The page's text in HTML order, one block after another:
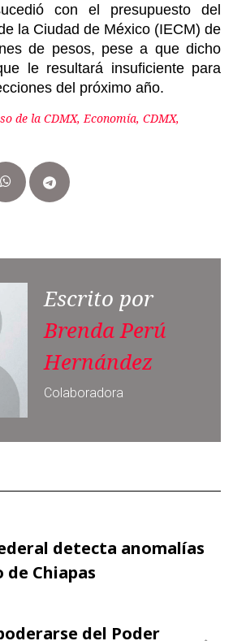
con el presupuesto del
la Ciudad de México (IECM) de
de pesos, pese a que dicho
le resultará insuficiente para
del próximo año.
de la CDMX, Economía, CDMX,
Escrito por
Brenda Perú
Hernández
Colaboradora
detecta anomalías
Chiapas
del Poder